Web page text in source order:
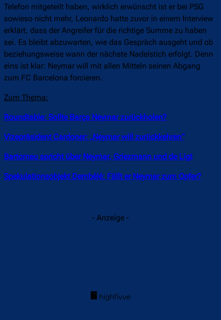
Telefon mitgeteilt haben, wirklich erwünscht ist er bei PSG
sowieso nicht mehr, Leonardo hatte zuvor in einem Interview
erklärt, dass der Angreifer für die richtige Summe zu haben
sei. Es bleibt abzuwarten, wie das Gespräch ausgeht und ob
beziehungsweise wann der nächste Nadelstich erfolgt. Denn
eins ist klar: Neymar will mit allen Mitteln seinen Abgang
zum FC Barcelona forcieren.
Zum Thema:
Roundtable: Sollte Barça Neymar zurückholen?
Vizepräsident Cardoner: „Neymar will zurückkehren“
Bartomeu spricht über Neymar, Griezmann und de Ligt
Spekulationsobjekt Dembélé: Fällt er Neymar zum Opfer?
- Anzeige -